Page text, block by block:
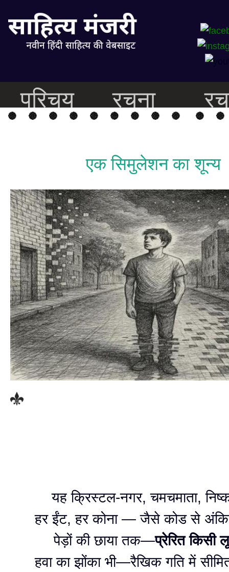
परिचय रचना
एक सिमुलेशन का शून्य
यह क्रिस्टल-नगर, चमचमाता,
हर ईंट, हर कोना — जैसे कोड से
पेड़ों की छाया तक—प्रेरित किसी
हवा का झोंका भी—रैखिक गति में